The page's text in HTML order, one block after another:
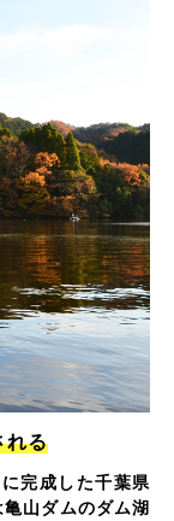
れる
完成した千葉県
山ダムのダム湖